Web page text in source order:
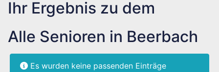
Ihr Ergebnis zu dem
Alle Senioren in Beerbach
Es wurden keine passenden Einträge